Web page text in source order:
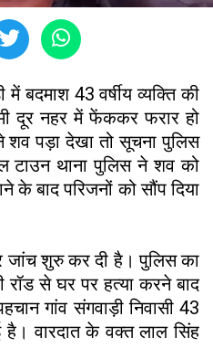
में बदमाश 43 वर्षीय व्यक्ति की
दूर नहर में फेंककर फरार हो
शव पड़ा देखा तो सूचना पुलिस
टाउन थाना पुलिस ने शव को
के बाद परिजनों को सौंप दिया
जांच शुरु कर दी है। पुलिस का
से घर पर हत्या करने बाद
गांव संगवाड़ी निवासी 43
है। वारदात के वक्त लाल सिंह